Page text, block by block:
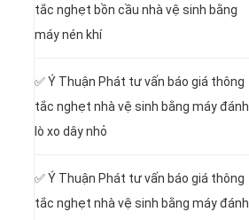
tắc nghẹt bồn cầu nhà vệ sinh bằng
máy nén khí
✅ Ý Thuận Phát tư vấn báo giá thông
tắc nghẹt nhà vệ sinh bằng máy đánh
lò xo dây nhỏ
✅ Ý Thuận Phát tư vấn báo giá thông
tắc nghẹt nhà vệ sinh bằng máy đánh